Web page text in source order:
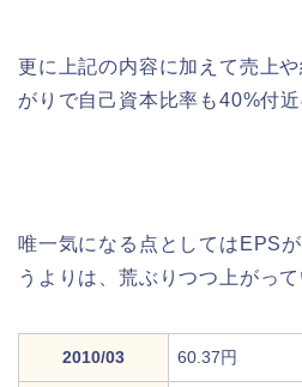
更に上記の内容に加えて売上
がりで自己資本比率も40%付近
唯一気になる点としてはEPS
うよりは、荒ぶりつつ上がっ
2010/03 60.37円